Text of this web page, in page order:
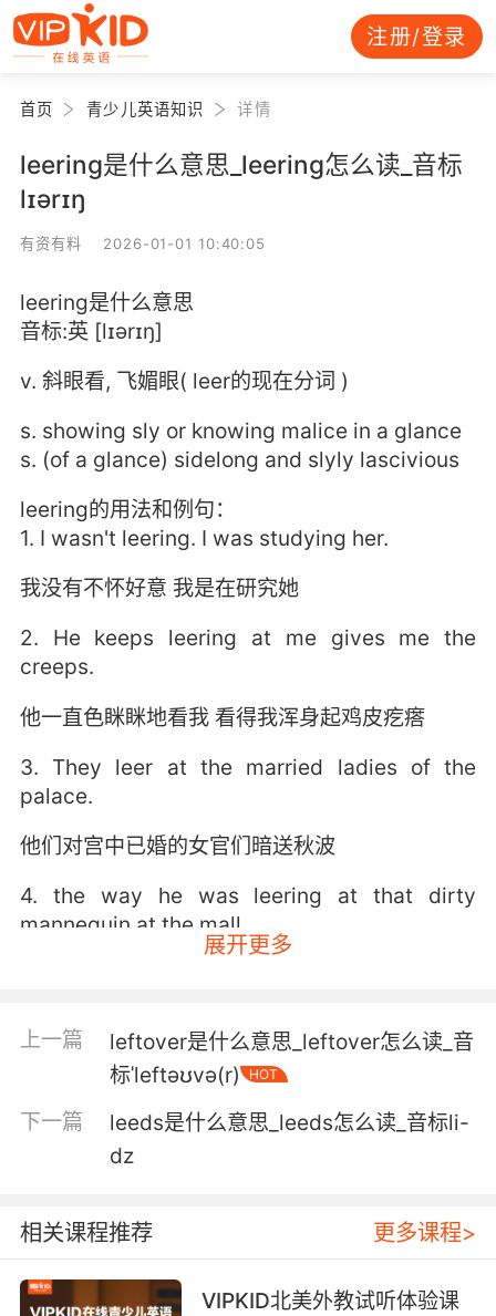
注册/登录
首页 青少儿英语知识 详情
leering是什么意思_leering怎么读_音标
lɪərɪŋ
有资有料 2026-01-01 10:40:05
leering是什么意思
音标:英 [lɪərɪŋ]
v. 斜眼看, 飞媚眼( leer的现在分词 )
s. showing sly or knowing malice in a glance
s. (of a glance) sidelong and slyly lascivious
leering的用法和例句：
1. I wasn't leering. I was studying her.
我没有不怀好意 我是在研究她
2. He keeps leering at me gives me the
creeps.
他一直色眯眯地看我 看得我浑身起鸡皮疙瘩
3. They leer at the married ladies of the
palace.
他们对宫中已婚的女官们暗送秋波
4. the way he was leering at that dirty
mannequin at the mall.
5. The rest of us see his vicious leer.
我们其他人看到的是他残 邪的目光
6. Well, she also said that you were leering at
her when you stepped off the elevator.
7. If you were as good at cleaning as you are
at leering, you'd be a pretty good janitor.
展开更多
上一篇
leftover是什么意思_leftover怎么读_音
标ˈleftəʊvə(r)
HOT
下一篇
leeds是什么意思_leeds怎么读_音标li-
dz
相关课程推荐 更多课程>
VIPKID北美外教试听体验课